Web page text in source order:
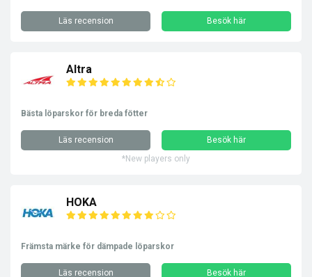
Läs recension Besök här
Altra
Bästa löparskor för breda fötter
Läs recension
Besök här
*New players only
HOKA
Främsta märke för dämpade löparskor
Läs recension Besök här